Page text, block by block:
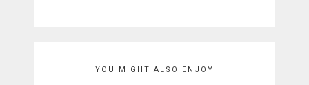
YOU MIGHT ALSO ENJOY